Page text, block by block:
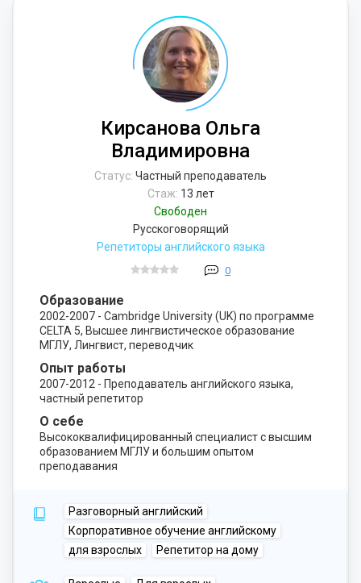
Кирсанова Ольга
Владимировна
Статус: Частный преподаватель
Стаж: 13 лет
Свободен
Русскоговорящий
Репетиторы английского языка
0
Образование
2002-2007 - Cambridge University (UK) по программе
CELTA 5, Высшее лингвистическое образование
МГЛУ, Лингвист, переводчик
Опыт работы
2007-2012 - Преподаватель английского языка,
частный репетитор
О себе
Высококвалифицированный специалист с высшим
образованием МГЛУ и большим опытом
преподавания
Разговорный английский
Корпоративное обучение английскому
для взрослых
Репетитор на дому